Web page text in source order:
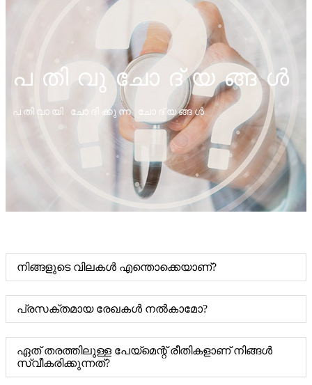
പതിവുചോദ്യങ്ങൾ
പതിവായി ചോദിക്കുന്ന ചോദ്യങ്ങൾ
നിങ്ങളുടെ വിലകൾ എന്തൊക്കെയാണ്?
പ്രസക്തമായ രേഖകൾ നൽകാമോ?
ഏത് തരത്തിലുള്ള പേയ്‌മെന്റ് രീതികളാണ് നിങ്ങൾ
സ്വീകരിക്കുന്നത്?